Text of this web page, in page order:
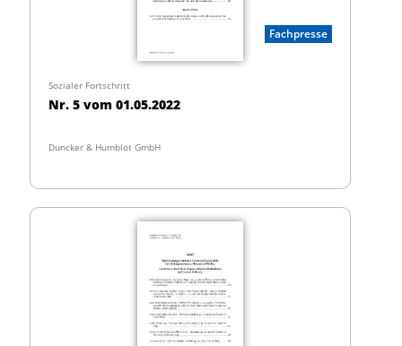
Fachpresse
Sozialer Fortschritt
Nr. 5 vom 01.05.2022
Duncker & Humblot GmbH